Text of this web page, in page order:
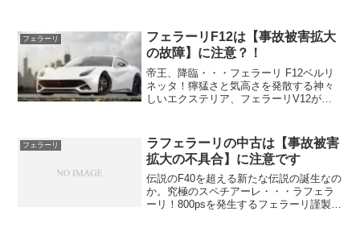
V12の咆哮やフィールを味わえる非常に
贅沢な1台・...
フェラーリ
フェラーリF12は【事故被害拡大
の故障】に注意？！
帝王、降臨・・・フェラーリ F12ベルリ
ネッタ！獰猛さと気高さを発散する神々
しいエクステリア、フェラーリV12が発
みたパワー・・・しかしあなたがフェラ
ーリF12ベルリネ...
フェラーリ
ラフェラーリの中古は【事故被害
拡大の不具合】に注意です
伝説のF40を超える新たな伝説の誕生なの
か。究極のスペチアーレ・・・ラフェラ
ーリ！800psを発生するフェラーリ謹製の